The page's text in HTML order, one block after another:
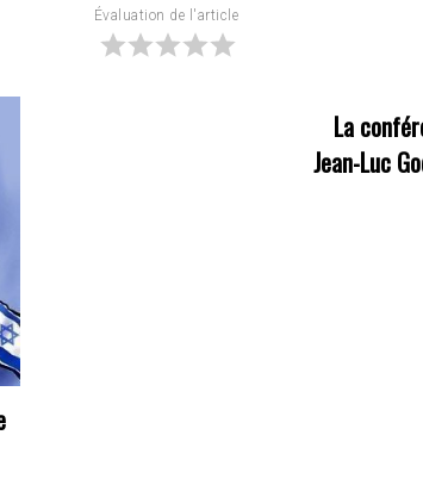
Évaluation de l'article
La
Jean-Luc